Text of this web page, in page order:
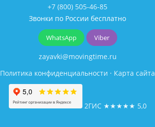
+7 (800) 505-46-85
Звонки по России бесплатно
WhatsApp Viber
zayavki@movingtime.ru
Политика конфиденциальности · Карта сайта
2ГИС ★★★★★ 5,0